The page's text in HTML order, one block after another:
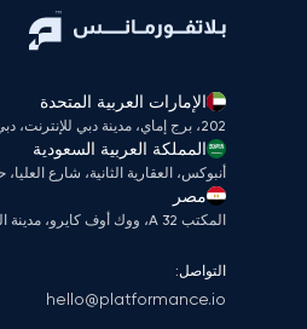
الإمارات العربية المتحدة
202، برج إماي، مدينة دبي للإنترنت، دبي
المملكة العربية السعودية
أنبوكس، العقارية الثانية، شارع العليا، حي العليا، الرياض
مصر
المكتب A 32، ووك أوف كايرو، مدينة الشيخ زايد، القاهرة، مصر
التواصل:
hello@platformance.io